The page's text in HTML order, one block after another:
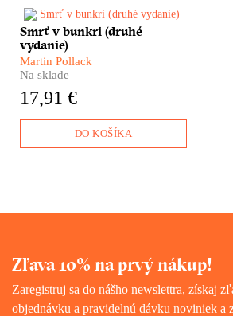
Aká by mala byť absyntovka
desaťročia? Jednoznačne
pútavá. Mrazivá. Osobná.
Nástojčivá. Prežitá na vlastnej
bunkri Martina Pollacka je
desiatych narodenín
Smrť v bunkri (druhé
vydanie)
Martin Pollack
Na sklade
17,91 €
DO KOŠÍKA
Zľava 10% na prvý nákup!
Zaregistruj sa do nášho newslettra, získaj
objednávku a pravidelnú dávku noviniek a